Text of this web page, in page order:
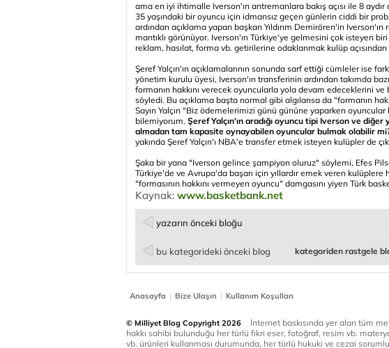
ama en iyi ihtimalle Iverson'ın antremanlara bakış açısı ile 8
35 yaşındaki bir oyuncu için idmansız geçen günlerin ciddi bir
ardından açıklama yapan başkan Yıldırım Demirören'in
mantıklı görünüyor. Iverson'ın Türkiye'ye gelmesini çok isteyen
reklam, hasılat, forma vb. getirilerine odaklanmak kulüp
Şeref Yalçın'ın açıklamalarının sonunda sarf ettiği cümleler ise
yönetim kurulu üyesi, Iverson'ın transferinin ardından takımda
formanın hakkını verecek oyuncularla yola devam edeceklerini
söyledi. Bu açıklama başta normal gibi algılansa da "formanın
Sayın Yalçın "Biz ödemelerimizi günü gününe yaparken
bilemiyorum. Şeref Yalçın'ın aradığı oyuncu tipi Iverson ve diğer
almadan tam kapasite oynayabilen oyuncular bulmak olabilir
yakında Şeref Yalçın'ı NBA'e transfer etmek isteyen kulüpler de
Şaka bir yana "Iverson gelince şampiyon oluruz" söylemi, Efes
Türkiye'de ve Avrupa'da başarı için yıllardır emek veren kulüplere
"formasının hakkını vermeyen oyuncu" damgasını yiyen Türk
Kaynak: www.basketbank.net
yazarın önceki bloğu
bu kategorideki önceki blog kategoriden rastgele
Anasayfa | Bize Ulaşın | Kullanım Koşulları
© Milliyet Blog Copyright 2026
İnternet baskısında yer alan tüm
hakkı sahibi bulunduğu her türlü fikri eser, fotoğraf, resim vb.
vb. ürünleri kullanması durumunda, her türlü hukuki ve cezai